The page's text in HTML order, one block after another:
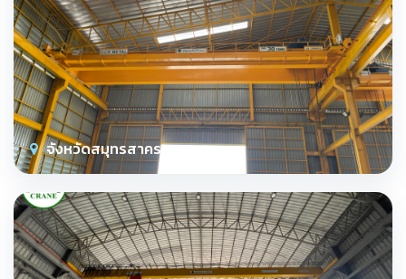
จังหวัดสมุทรสาคร